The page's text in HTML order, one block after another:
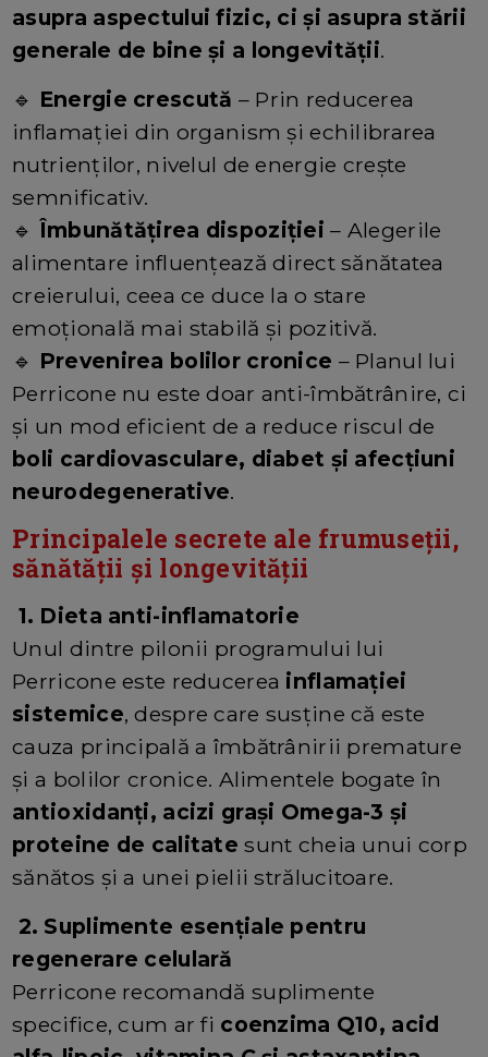
asupra aspectului fizic, ci și asupra stării
generale de bine și a longevității.
🔹 Energie crescută – Prin reducerea
inflamației din organism și echilibrarea
nutrienților, nivelul de energie crește
semnificativ.
🔹 Îmbunătățirea dispoziției – Alegerile
alimentare influențează direct sănătatea
creierului, ceea ce duce la o stare
emoțională mai stabilă și pozitivă.
🔹 Prevenirea bolilor cronice – Planul lui
Perricone nu este doar anti-îmbătrânire, ci
și un mod eficient de a reduce riscul de
boli cardiovasculare, diabet și afecțiuni
neurodegenerative.
Principalele secrete ale frumuseții,
sănătății și longevității
1. Dieta anti-inflamatorie
Unul dintre pilonii programului lui
Perricone este reducerea inflamației
sistemice, despre care susține că este
cauza principală a îmbătrânirii premature
și a bolilor cronice. Alimentele bogate în
antioxidanți, acizi grași Omega-3 și
proteine de calitate sunt cheia unui corp
sănătos și a unei pielii strălucitoare.
2. Suplimente esențiale pentru
regenerare celulară
Perricone recomandă suplimente
specifice, cum ar fi coenzima Q10, acid